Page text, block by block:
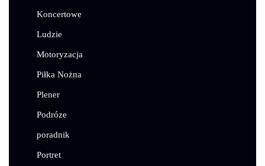
Koncertowe
Ludzie
Motoryzacja
Piłka Nożna
Plener
Podróze
poradnik
Portret